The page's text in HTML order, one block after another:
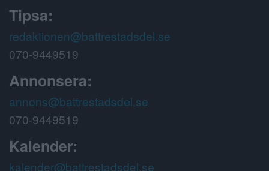
Tipsa:
redaktionen@battrestadsdel.se
070-9449519
Annonsera:
annons@battrestadsdel.se
070-9449519
Kalender:
kalender@battrestadsdel.se